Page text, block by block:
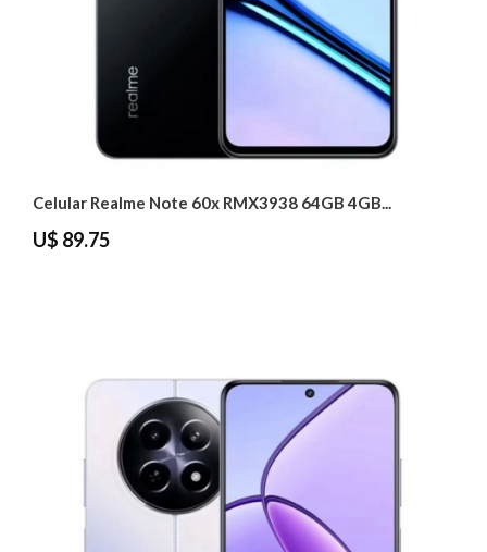
Celular Realme Note 60x RMX3938 64GB 4GB...
U$ 89.75